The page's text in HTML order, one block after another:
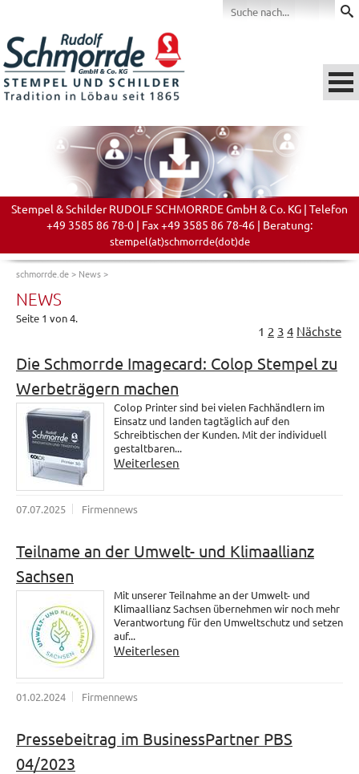
Stempel & Schilder RUDOLF SCHMORRDE GmbH & Co. KG | Telefon
+49 3585 86 78-0 | Fax +49 3585 86 78-46 | Beratung:
stempel(at)schmorrde(dot)de
schmorrde.de> News>
NEWS
Seite 1 von 4.
1 2 3 4 Nächste
Die Schmorrde Imagecard: Colop Stempel zu
Werbeträgern machen
Colop Printer sind bei vielen Fachhändlern im
Einsatz und landen tagtäglich auf den
Schreibtischen der Kunden. Mit der individuell
gestaltbaren...
Weiterlesen
07.07.2025 Firmennews
Teilname an der Umwelt- und Klimaallianz
Sachsen
Mit unserer Teilnahme an der Umwelt- und
Klimaallianz Sachsen übernehmen wir noch mehr
Verantwortung für den Umweltschutz und setzen
auf...
Weiterlesen
01.02.2024 Firmennews
Pressebeitrag im BusinessPartner PBS
04/2023